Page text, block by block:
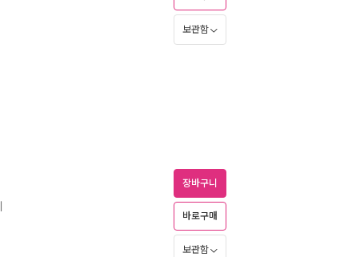
보관함
장바구니
바로구매
보관함